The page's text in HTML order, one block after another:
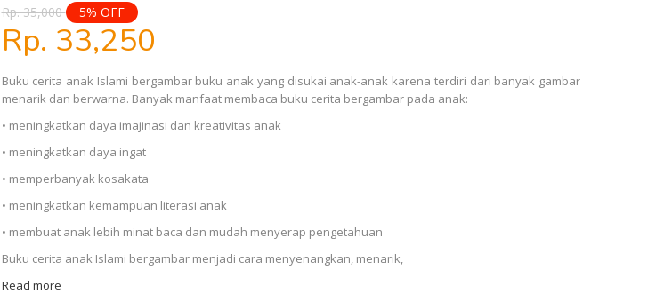
Rp. 35,000 5% OFF
Rp. 33,250
Buku cerita anak Islami bergambar buku anak yang disukai anak-anak karena terdiri dari banyak gambar
menarik dan berwarna. Banyak manfaat membaca buku cerita bergambar pada anak:
• meningkatkan daya imajinasi dan kreativitas anak
• meningkatkan daya ingat
• memperbanyak kosakata
• meningkatkan kemampuan literasi anak
• membuat anak lebih minat baca dan mudah menyerap pengetahuan
Buku cerita anak Islami bergambar menjadi cara menyenangkan, menarik,
Read more